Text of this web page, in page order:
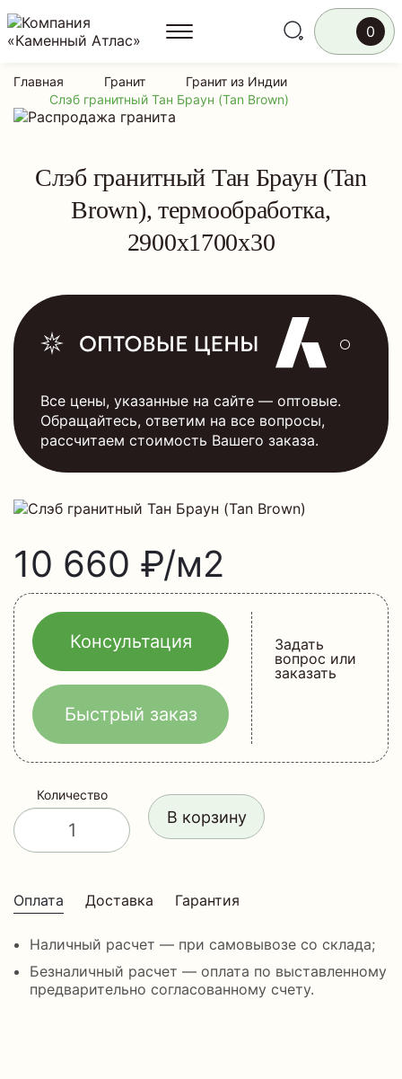
0
Главная Гранит
Гранит из Индии
Слэб гранитный Тан Браун (Tan Brown)
Слэб гранитный Тан Браун (Tan
Brown), термообработка,
2900x1700x30
Все цены, указанные на сайте — оптовые.
Обращайтесь, ответим на все вопросы,
рассчитаем стоимость Вашего заказа.
10 660 ₽/м2
Консультация
Быстрый заказ
Задать
вопрос или
заказать
Количество
В корзину
Оплата Доставка Гарантия
Наличный расчет — при самовывозе со склада;
Безналичный расчет — оплата по выставленному
предварительно согласованному счету.